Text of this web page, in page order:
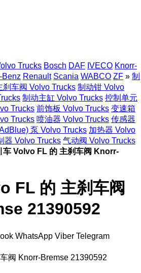
Trucks Bosch DAF IVECO Knorr-
Benz Renault Scania WABCO ZF » 制
刹车阀 Volvo Trucks 制动钳 Volvo
制动主缸 Volvo Trucks 控制单元
Trucks 前饰板 Volvo Trucks 变速箱
Trucks 喷油器 Volvo Trucks 传感器
泵 Volvo Trucks 加热器 Volvo
器 Volvo Trucks 气动阀 Volvo Trucks
车 Volvo FL 的 主刹车阀 Knorr-
FL 的 主刹车阀
21390592
WhatsApp Viber Telegram
阀 Knorr-Bremse 21390592